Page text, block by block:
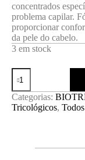
concentrados
problema capilar.
proporcionar
da pele do cabelo.
3 em stock
Quantidade
de
SHAMPOO
REGENERADOR
ANTIQUEDA
Categorias:
Tricológicos, Todos